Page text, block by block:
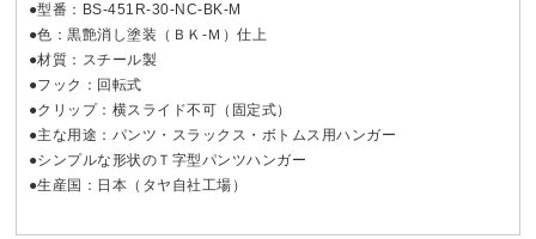
●型番：BS-451R-30-NC-BK-M
●色：黒艶消し塗装（ＢＫ-Ｍ）仕上
●材質：スチール製
●フック：回転式
●クリップ：横スライド不可（固定式）
●主な用途：パンツ・スラックス・ボトムス用ハンガー
●シンプルな形状のＴ字型パンツハンガー
●生産国：日本（タヤ自社工場）